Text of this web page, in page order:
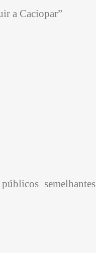
a Caciopar”
semelhantes